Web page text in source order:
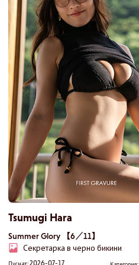
Tsumugi Hara
Summer Glory 【6／11】
Секретарка в черно бикини
Пуснат:2026-07-17